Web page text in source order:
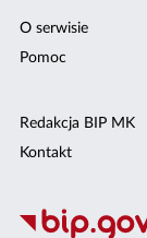
O serwisie
Pomoc
Redakcja BIP MK
Kontakt